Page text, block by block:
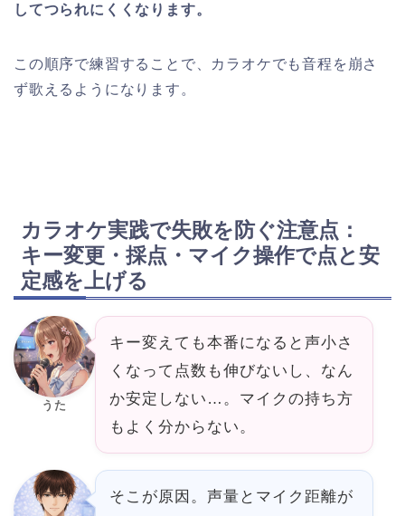
してつられにくくなります。
この順序で練習することで、カラオケでも音程を崩さ
ず歌えるようになります。
カラオケ実践で失敗を防ぐ注意点：
キー変更・採点・マイク操作で点と安
定感を上げる
うた
キー変えても本番になると声小さ
くなって点数も伸びないし、なん
か安定しない…。マイクの持ち方
もよく分からない。
そこが原因。声量とマイク距離が